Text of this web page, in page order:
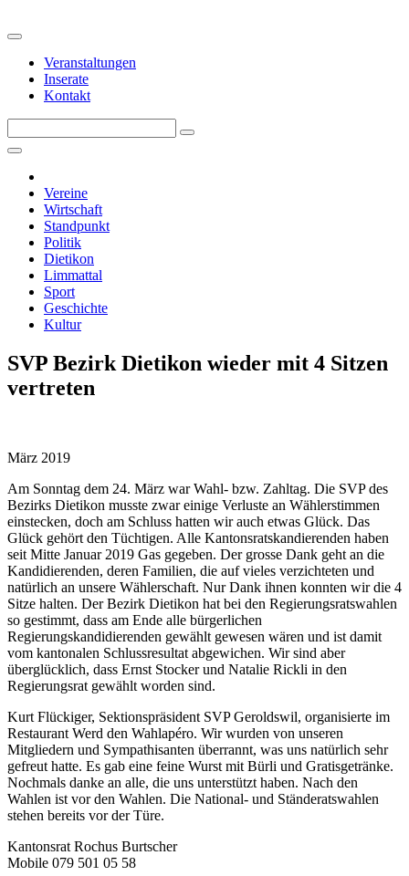
Veranstaltungen
Inserate
Kontakt
Vereine
Wirtschaft
Standpunkt
Politik
Dietikon
Limmattal
Sport
Geschichte
Kultur
SVP Bezirk Dietikon wieder mit 4 Sitzen
vertreten
März 2019
Am Sonntag dem 24. März war Wahl- bzw. Zahltag. Die SVP des
Bezirks Dietikon musste zwar einige Verluste an Wählerstimmen
einstecken, doch am Schluss hatten wir auch etwas Glück. Das
Glück gehört den Tüchtigen. Alle Kantonsratskandierenden haben
seit Mitte Januar 2019 Gas gegeben. Der grosse Dank geht an die
Kandidierenden, deren Familien, die auf vieles verzichteten und
natürlich an unsere Wählerschaft. Nur Dank ihnen konnten wir die 4
Sitze halten. Der Bezirk Dietikon hat bei den Regierungsratswahlen
so gestimmt, dass am Ende alle bürgerlichen
Regierungskandidierenden gewählt gewesen wären und ist damit
vom kantonalen Schlussresultat abgewichen. Wir sind aber
überglücklich, dass Ernst Stocker und Natalie Rickli in den
Regierungsrat gewählt worden sind.
Kurt Flückiger, Sektionspräsident SVP Geroldswil, organisierte im
Restaurant Werd den Wahlapéro. Wir wurden von unseren
Mitgliedern und Sympathisanten überrannt, was uns natürlich sehr
gefreut hatte. Es gab eine feine Wurst mit Bürli und Gratisgetränke.
Nochmals danke an alle, die uns unterstützt haben. Nach den
Wahlen ist vor den Wahlen. Die National- und Ständeratswahlen
stehen bereits vor der Türe.
Kantonsrat Rochus Burtscher
Mobile 079 501 05 58